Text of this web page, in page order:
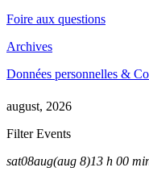
Foire aux questions
Archives
Données personnelles &
august, 2026
Filter Events
sat08aug(aug 8)13 h 00